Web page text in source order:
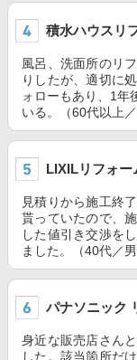
積水ハウスリ
風呂、洗面所のリ
りしたが、適切に
ォローもあり、1年
いる。（60代以上／
LIXILリフォー
見積りから施工終
貰っていたので、
した値引き交渉を
ました。（40代／男
パナソニック
身近な販売店さん
した。該当箇所だ